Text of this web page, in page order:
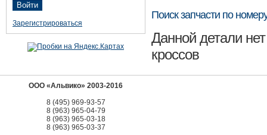
Зарегистрироваться
Поиск запчасти по
Данной детали
кроссов
ООО «Альвико» 2003-2016
8 (495) 969-93-57
8 (963) 965-04-79
8 (963) 965-03-18
8 (963) 965-03-37